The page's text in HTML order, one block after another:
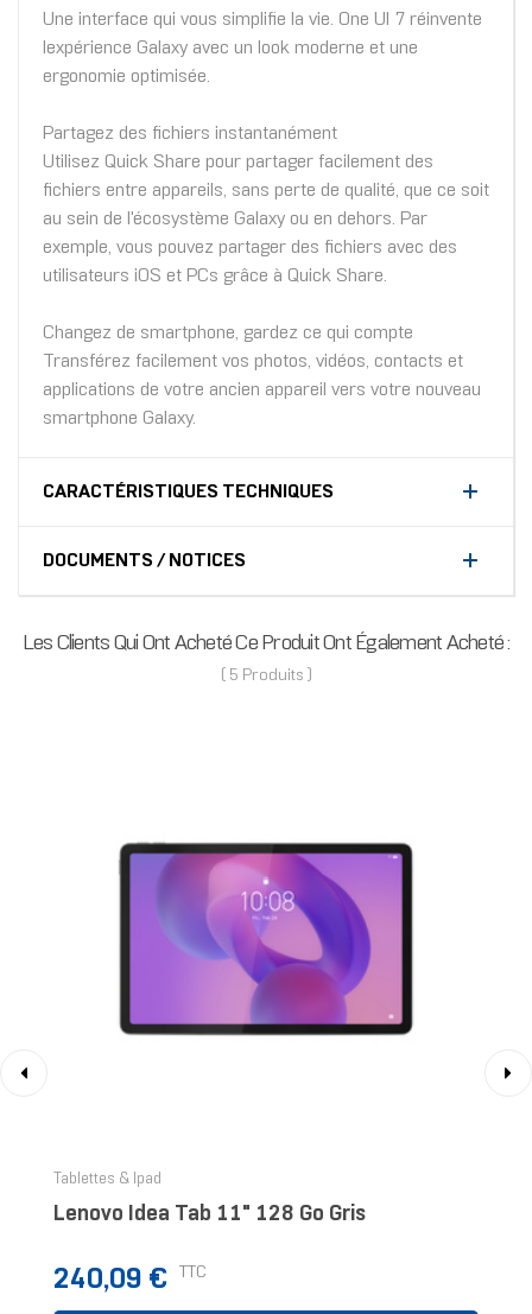
Une interface qui vous simplifie la vie. One UI 7 réinvente
lexpérience Galaxy avec un look moderne et une
ergonomie optimisée.
Partagez des fichiers instantanément
Utilisez Quick Share pour partager facilement des
fichiers entre appareils, sans perte de qualité, que ce soit
au sein de l'écosystème Galaxy ou en dehors. Par
exemple, vous pouvez partager des fichiers avec des
utilisateurs iOS et PCs grâce à Quick Share.
Changez de smartphone, gardez ce qui compte
Transférez facilement vos photos, vidéos, contacts et
applications de votre ancien appareil vers votre nouveau
smartphone Galaxy.
CARACTÉRISTIQUES TECHNIQUES
DOCUMENTS / NOTICES
Les Clients Qui Ont Acheté Ce Produit Ont Également Acheté :
( 5 Produits )
Tablettes & Ipad
Lenovo Idea Tab 11" 128 Go Gris
Prix
240,09 € TTC